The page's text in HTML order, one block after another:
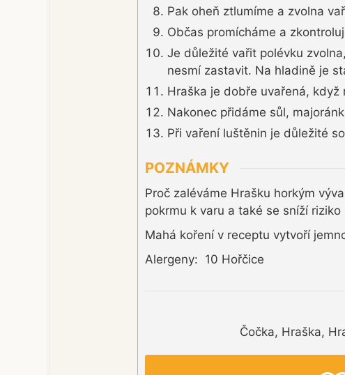
Pak oheň ztlumíme a zvolna
Občas promícháme a
Je důležité vařit polévku
nesmí zastavit. Na hladině je
Hraška je dobře uvařená,
Nakonec přidáme sůl,
Při vaření luštěnin je důležité
POZNÁMKY
Proč zaléváme Hrašku horkým
pokrmu k varu a také se sníží riziko
Mahá koření v receptu vytvoří
Alergeny: 10 Hořčice
Čočka, Hraška,